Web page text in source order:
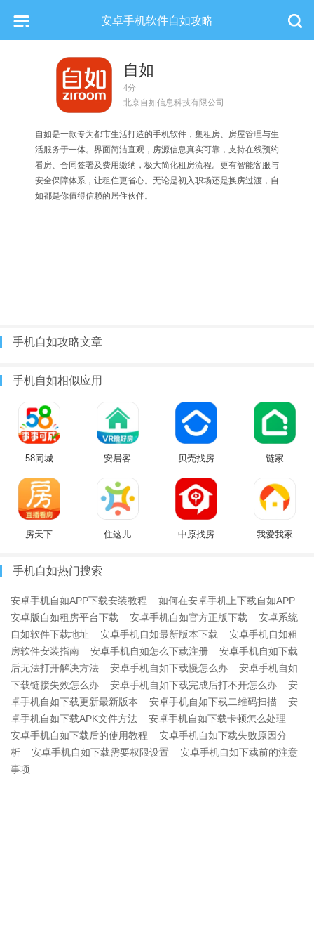
安卓手机软件自如攻略
自如
4分
北京自如信息科技有限公司
自如是一款专为都市生活打造的手机软件，集租房、房屋管理与生
活服务于一体。界面简洁直观，房源信息真实可靠，支持在线预约
看房、合同签署及费用缴纳，极大简化租房流程。更有智能客服与
安全保障体系，让租住更省心。无论是初入职场还是换房过渡，自
如都是你值得信赖的居住伙伴。
手机自如攻略文章
手机自如相似应用
58同城 安居客 贝壳找房 链家
房天下 住这儿 中原找房 我爱我家
手机自如热门搜索
安卓手机自如APP下载安装教程
如何在安卓手机上下载自如APP
安卓版自如租房平台下载
安卓手机自如官方正版下载
安卓系统
自如软件下载地址
安卓手机自如最新版本下载
安卓手机自如租
房软件安装指南
安卓手机自如怎么下载注册
安卓手机自如下载
后无法打开解决方法
安卓手机自如下载慢怎么办
安卓手机自如
下载链接失效怎么办
安卓手机自如下载完成后打不开怎么办
安
卓手机自如下载更新最新版本
安卓手机自如下载二维码扫描
安
卓手机自如下载APK文件方法
安卓手机自如下载卡顿怎么处理
安卓手机自如下载后的使用教程
安卓手机自如下载失败原因分
析
安卓手机自如下载需要权限设置
安卓手机自如下载前的注意
事项